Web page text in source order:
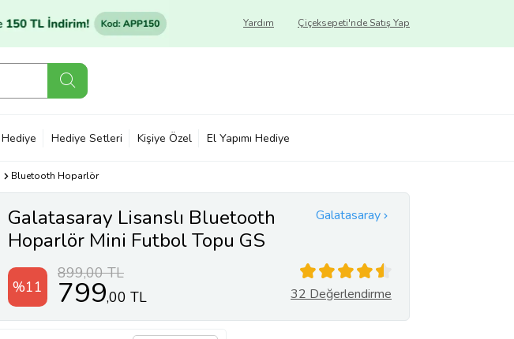
Çiçeksepeti'nde Satış Yap
Yardım
Hediye Hediye Setleri Kişiye Özel El Yapımı Hediye
Bluetooth Hoparlör
Galatasaray
Galatasaray Lisanslı Bluetooth
Hoparlör Mini Futbol Topu GS
Cimbom Goal DOPPLER
%11
899,00 TL
799,00 TL 32 Değerlendirme